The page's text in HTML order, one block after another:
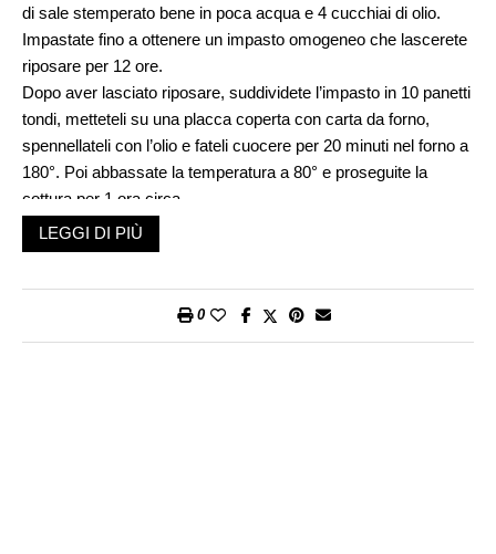
di sale stemperato bene in poca acqua e 4 cucchiai di olio.
Impastate fino a ottenere un impasto omogeneo che lascerete
riposare per 12 ore.
Dopo aver lasciato riposare, suddividete l’impasto in 10 panetti
tondi, metteteli su una placca coperta con carta da forno,
spennellateli con l’olio e fateli cuocere per 20 minuti nel forno a
180°. Poi abbassate la temperatura a 80° e proseguite la
cottura per 1 ora circa.
LEGGI DI PIÙ
0